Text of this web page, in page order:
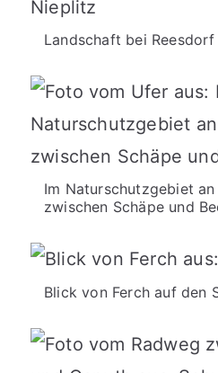
Landschaft bei Reesdorf
Im Naturschutzgebiet
zwischen Schäpe und
Blick von Ferch auf den